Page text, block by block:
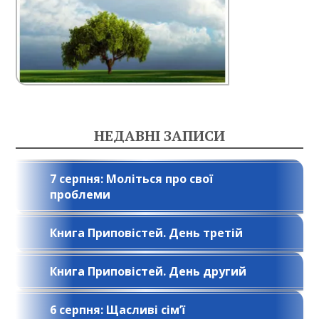
НЕДАВНІ ЗАПИСИ
7 серпня: Моліться про свої
проблеми
Книга Приповістей. День третій
Книга Приповістей. День другий
6 серпня: Щасливі сім’ї